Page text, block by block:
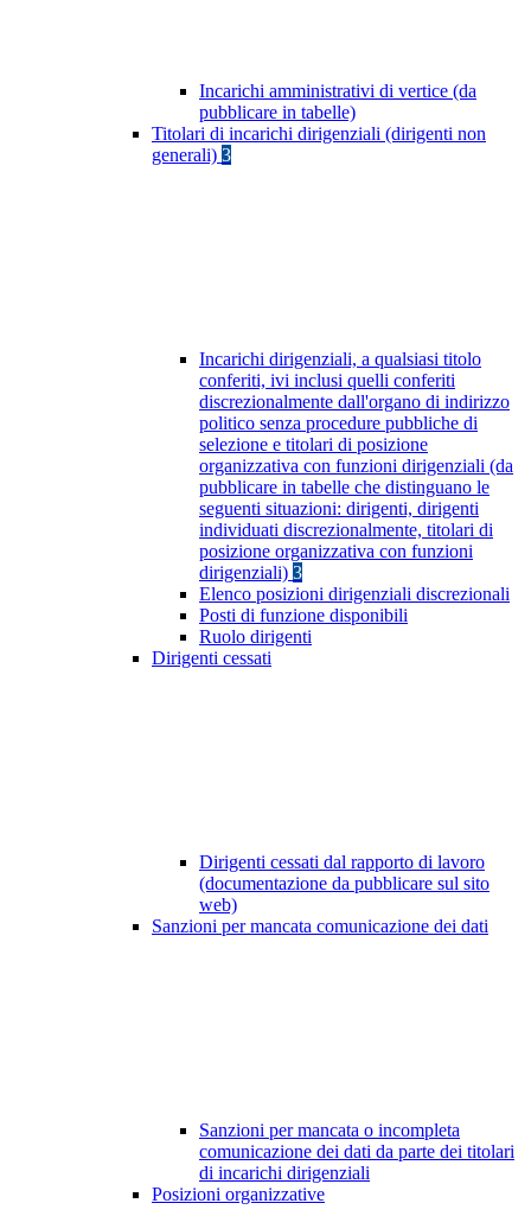
Incarichi amministrativi di vertice (da
pubblicare in tabelle)
Titolari di incarichi dirigenziali (dirigenti non
generali) 3
Incarichi dirigenziali, a qualsiasi titolo
conferiti, ivi inclusi quelli conferiti
discrezionalmente dall'organo di indirizzo
politico senza procedure pubbliche di
selezione e titolari di posizione
organizzativa con funzioni dirigenziali (da
pubblicare in tabelle che distinguano le
seguenti situazioni: dirigenti, dirigenti
individuati discrezionalmente, titolari di
posizione organizzativa con funzioni
dirigenziali) 3
Elenco posizioni dirigenziali discrezionali
Posti di funzione disponibili
Ruolo dirigenti
Dirigenti cessati
Dirigenti cessati dal rapporto di lavoro
(documentazione da pubblicare sul sito
web)
Sanzioni per mancata comunicazione dei dati
Sanzioni per mancata o incompleta
comunicazione dei dati da parte dei titolari
di incarichi dirigenziali
Posizioni organizzative